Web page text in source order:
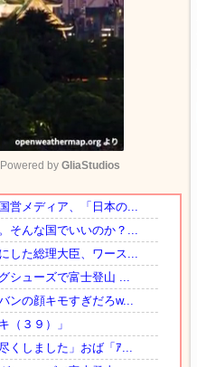
Mute
Powered by GliaStudios